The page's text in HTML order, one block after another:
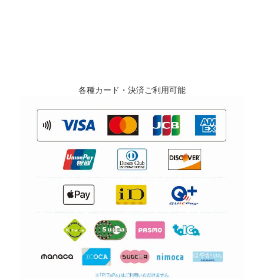
各種カード・決済ご利用可能